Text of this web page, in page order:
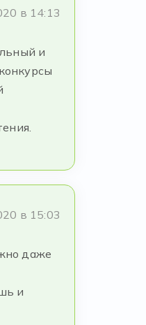
в 14:13
и
в 15:03
даже
и